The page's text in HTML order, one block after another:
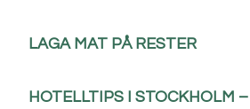
LAGA MAT PÅ RESTER
HOTELLTIPS I STOCKHOLM